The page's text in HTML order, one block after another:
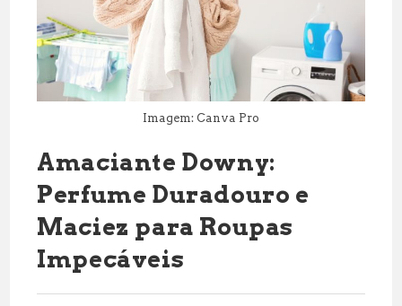
Imagem: Canva Pro
Amaciante Downy:
Perfume Duradouro e
Maciez para Roupas
Impecáveis